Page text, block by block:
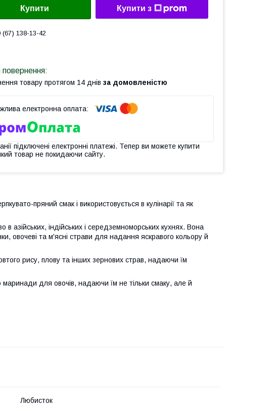
Купити Купити з
(67) 138-13-42
товару протягом 14 днів за домовленістю
підключені електронні платежі. Тепер ви можете купити
товар не покидаючи сайту.
пряний смак і використовується в кулінарії та як
в азійських, індійських і середземноморських кухнях. Вона
овочеві та м'ясні страви для надання яскравого кольору й
рису, плову та інших зернових страв, надаючи їм
для овочів, надаючи їм не тільки смаку, але й
Любисток